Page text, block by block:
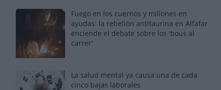
Fuego en los cuernos y millones en
ayudas: la rebelión antitaurina en Alfafar
enciende el debate sobre los 'bous al
carrer'
La salud mental ya causa una de cada
cinco bajas laborales